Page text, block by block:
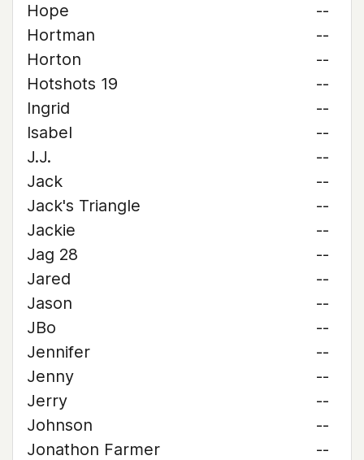
Hope
--
Hortman
--
Horton
--
Hotshots 19
--
Ingrid
--
Isabel
--
J.J.
--
Jack
--
Jack's Triangle
--
Jackie
--
Jag 28
--
Jared
--
Jason
--
JBo
--
Jennifer
--
Jenny
--
Jerry
--
Johnson
--
Jonathon Farmer
--